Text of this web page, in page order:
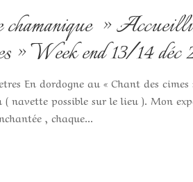
chamanique » Accueillir
» Week end 13/14 déc
En dordogne au « Chant des
navette possible sur le lieu ). Mon
, chaque...